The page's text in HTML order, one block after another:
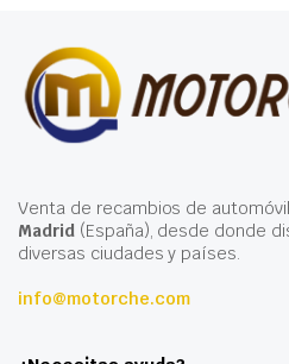
Venta de recambios de
Madrid(España), desde donde
diversas ciudades y países.
info@motorche.com